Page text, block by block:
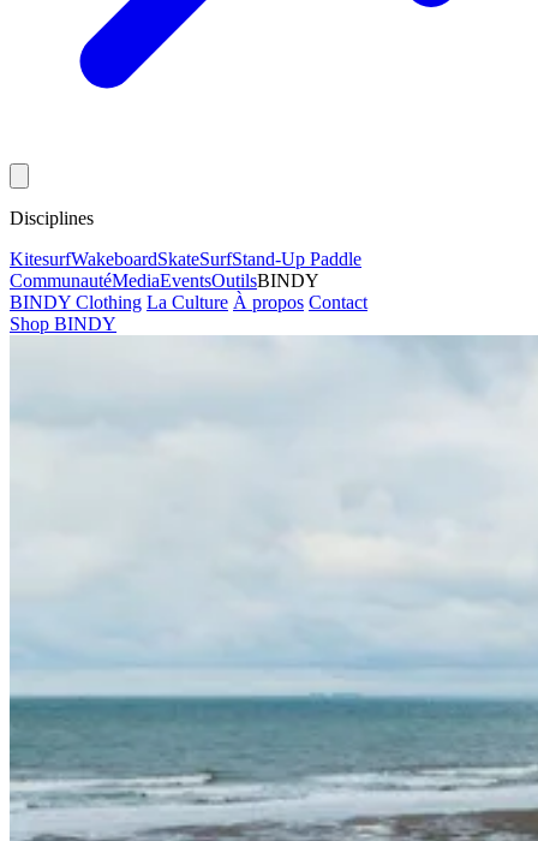
Disciplines
KitesurfWakeboardSkateSurfStand-Up Paddle
CommunautéMediaEventsOutilsBINDY
BINDY Clothing La Culture À propos Contact
Shop BINDY